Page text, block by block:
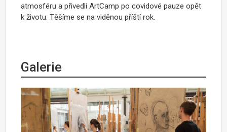
atmosféru a přivedli ArtCamp po covidové pauze opět
k životu. Těšíme se na viděnou příští rok.
Galerie